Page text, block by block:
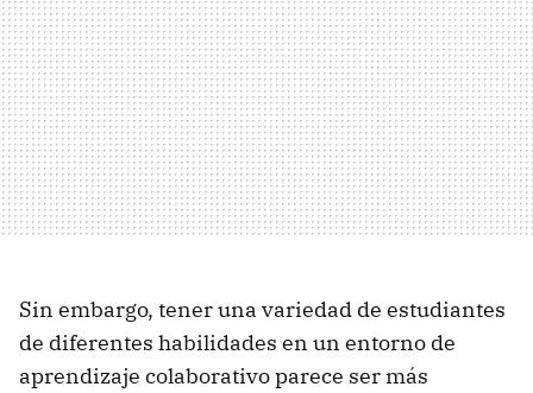
Sin embargo, tener una variedad de estudiantes
de diferentes habilidades en un entorno de
aprendizaje colaborativo parece ser más